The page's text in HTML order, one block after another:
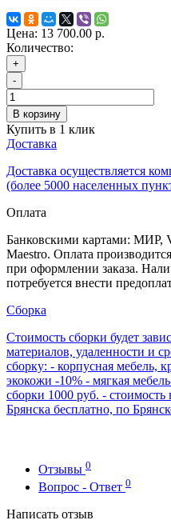
Цена: 13 700.00 р.
Количество:
+
-
В корзину
Купить в 1 клик
Доставка
Доставка осуществляется
(более 5000 населенных
Оплата
Банковскими картами: МИР,
Maestro. Оплата
при оформлении заказа.
потребуется внести
Сборка
Стоимость сборки будет
материалов, удаленности и
сборку: - корпусная мебель,
экокожи -10% - мягкая
сборки 1000 руб. - стоимость
Брянска бесплатно, по
Отзывы 0
Вопрос - Ответ 0
Написать отзыв